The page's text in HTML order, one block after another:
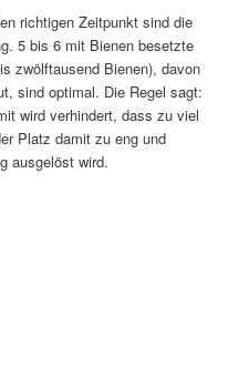
richtigen Zeitpunkt sind die
5 bis 6 mit Bienen besetzte
zwölftausend Bienen), davon
sind optimal. Die Regel sagt:
wird verhindert, dass zu viel
Platz damit zu eng und
ausgelöst wird.